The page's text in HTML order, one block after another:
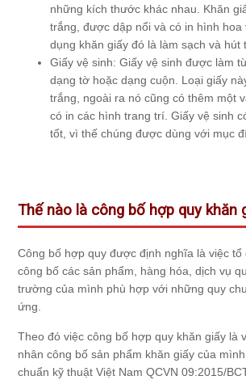
những kích thước khác nhau. Khăn
trắng, được dập nổi và có in hình
dụng khăn giấy đó là làm sạch và hút
Giấy vệ sinh: Giấy vệ sinh được làm
dạng tờ hoặc dạng cuộn. Loại giấy
trắng, ngoài ra nó cũng có thêm một
có in các hình trang trí. Giấy vệ sinh
tốt, vì thế chúng được dùng với mục
Thế nào là công bố hợp quy khăn
Công bố hợp quy được định nghĩa là việc tổ
công bố các sản phẩm, hàng hóa, dịch vụ
trường của mình phù hợp với những quy
ứng.
Theo đó việc công bố hợp quy khăn giấy là
nhân công bố sản phẩm khăn giấy của
chuẩn kỹ thuật Việt Nam QCVN 09:2015/